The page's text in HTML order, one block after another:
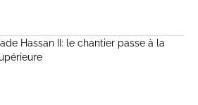
Hassan II: le chantier passe à la